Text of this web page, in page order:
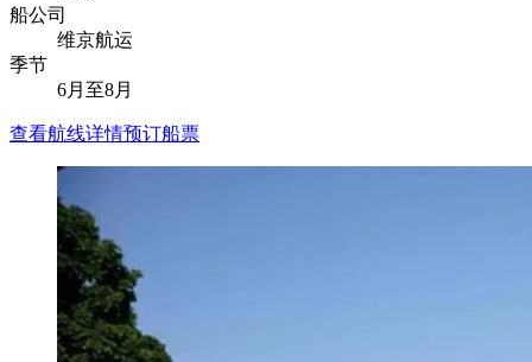
船公司
维京航运
季节
6月至8月
查看航线详情预订船票